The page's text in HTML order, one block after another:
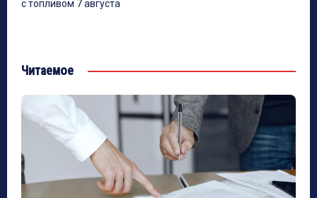
с топливом 7 августа
Читаемое